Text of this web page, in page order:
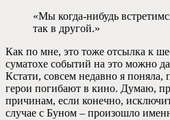
«Мы когда-нибудь
так в другой.»
Как по мне, это тоже отсылка к
суматохе событий на это можно
Кстати, совсем недавно я
герои погибают в кино. Думаю,
причинам, если конечно,
случае с Буном – произошло